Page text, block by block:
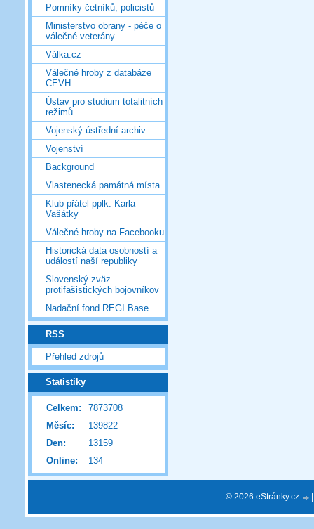
Pomníky četníků, policistů
Ministerstvo obrany - péče o
válečné veterány
Válka.cz
Válečné hroby z databáze
CEVH
Ústav pro studium totalitních
režimů
Vojenský ústřední archiv
Vojenství
Background
Vlastenecká památná místa
Klub přátel pplk. Karla
Vašátky
Válečné hroby na Facebooku
Historická data osobností a
událostí naší republiky
Slovenský zväz
protifašistických bojovníkov
Nadační fond REGI Base
RSS
Přehled zdrojů
Statistiky
Online: 134
Celkem:
7873708
Měsíc:
139822
Den:
13159
© 2026 eStránky.cz